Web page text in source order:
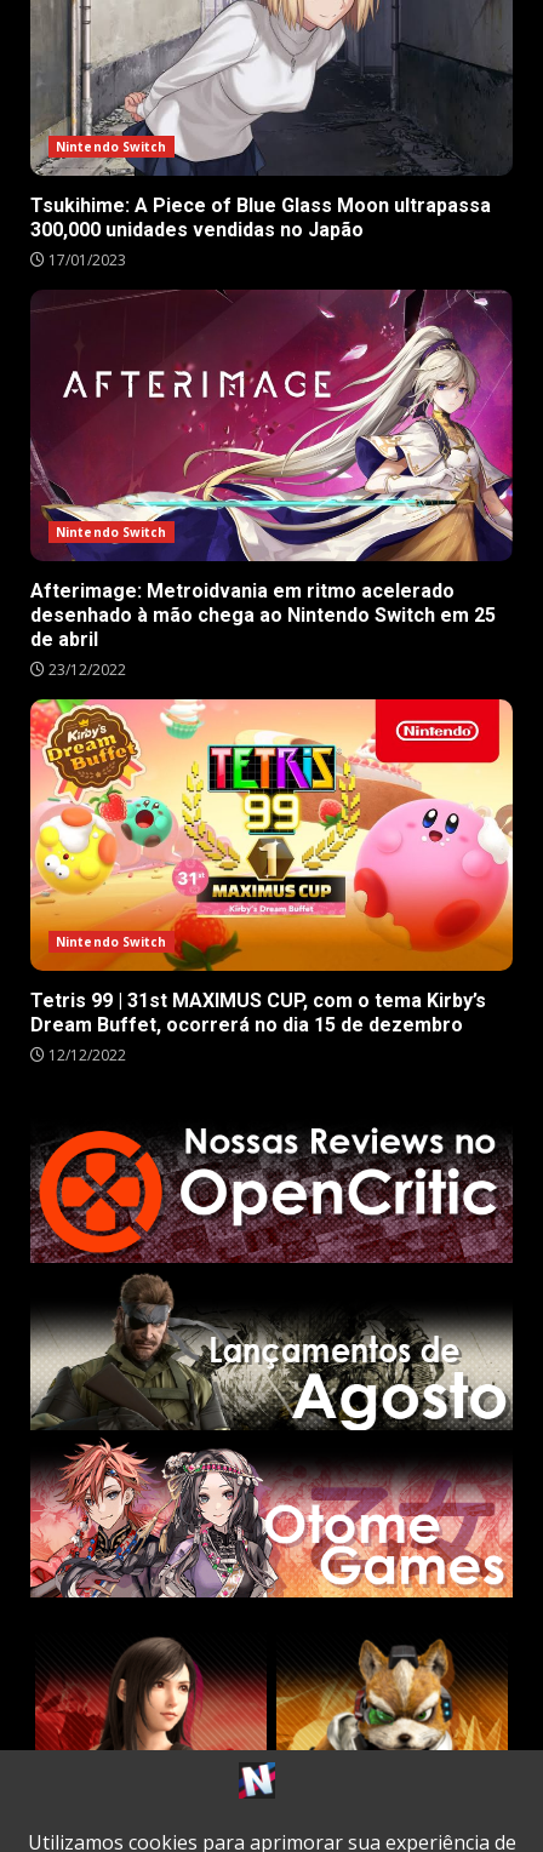
Nintendo Switch
Tsukihime: A Piece of Blue Glass Moon ultrapassa
300,000 unidades vendidas no Japão
17/01/2023
Nintendo Switch
Afterimage: Metroidvania em ritmo acelerado
desenhado à mão chega ao Nintendo Switch em 25
de abril
23/12/2022
Nintendo Switch
Tetris 99 | 31st MAXIMUS CUP, com o tema Kirby’s
Dream Buffet, ocorrerá no dia 15 de dezembro
12/12/2022